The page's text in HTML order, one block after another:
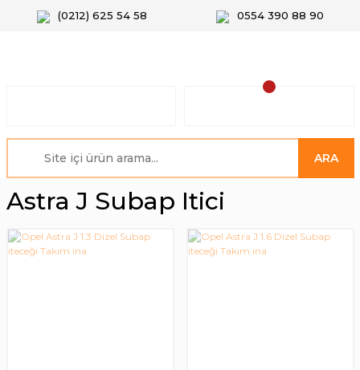
(0212) 625 54 58 0554 390 88 90
ARA
Astra J Subap Itici